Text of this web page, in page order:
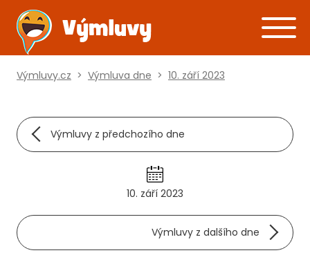
Výmluvy.cz > Výmluva dne > 10. září 2023
Výmluvy z předchozího dne
10. září 2023
Výmluvy z dalšího dne